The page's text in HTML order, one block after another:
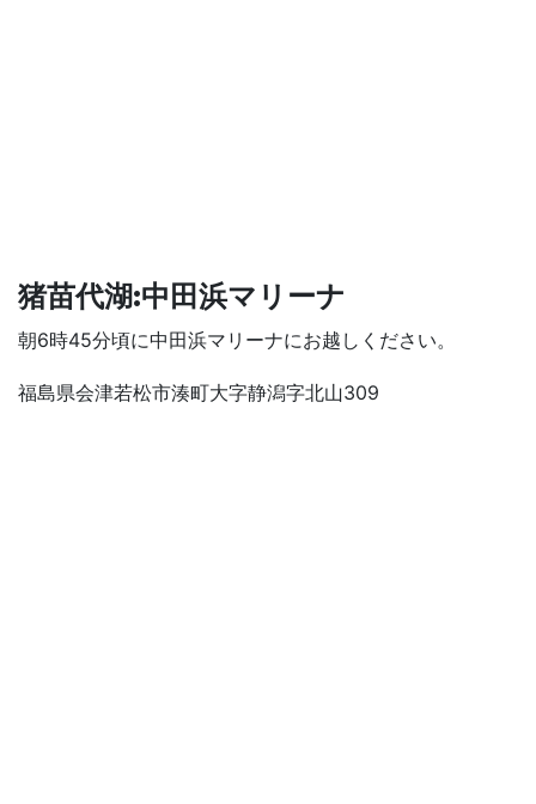
猪苗代湖:中田浜マリーナ
朝6時45分頃に中田浜マリーナにお越しください。
福島県会津若松市湊町大字静潟字北山309